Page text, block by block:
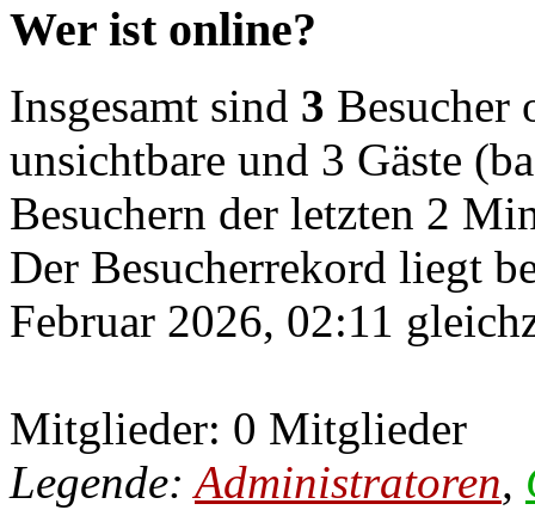
Wer ist online?
Insgesamt sind 3 Besucher
unsichtbare und 3 Gäste
Besuchern der letzten 2
Der Besucherrekord liegt
Februar 2026, 02:11
Mitglieder: 0 Mitglieder
Legende:Administratoren,